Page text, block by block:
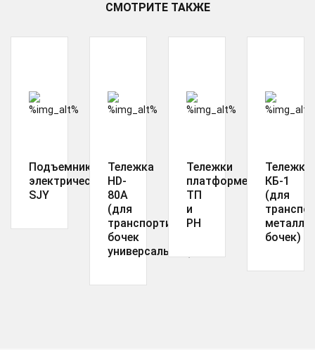
СМОТРИТЕ ТАКЖЕ
Подъемник
электрический
SJY
Тележка
HD-
80A
(для
транспортировки
бочек
универсальная)
Тележки
платформенные
ТП
и
РН
Тележки
КБ-1
(для
бочек)